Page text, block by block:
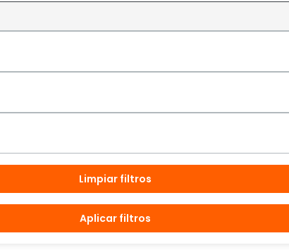
Limpiar filtros
Aplicar filtros